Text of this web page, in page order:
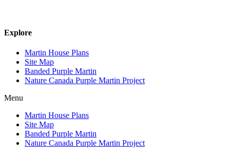
Explore
Martin House Plans
Site Map
Banded Purple Martin
Nature Canada Purple Martin Project
Menu
Martin House Plans
Site Map
Banded Purple Martin
Nature Canada Purple Martin Project